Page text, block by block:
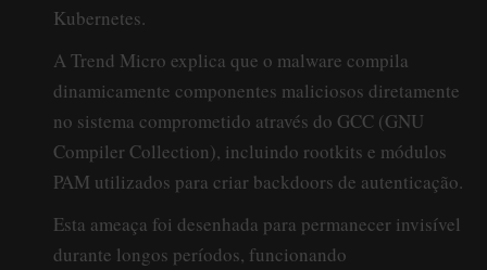
Kubernetes.
A Trend Micro explica que o malware compila
dinamicamente componentes maliciosos diretamente
no sistema comprometido através do GCC (GNU
Compiler Collection), incluindo rootkits e módulos
PAM utilizados para criar backdoors de autenticação.
Esta ameaça foi desenhada para permanecer invisível
durante longos períodos, funcionando